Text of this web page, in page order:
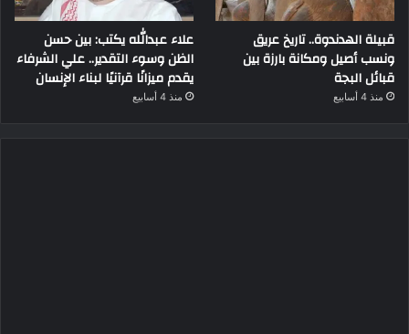
قبيلة الهدندوة.. تاريخ عريق
ونسب أصيل ومكانة بارزة بين
قبائل البجة
منذ 4 أسابيع
علاء عبدالله يكتب: بين حسن
الظن وسوء التقدير.. علي الشرفاء
يقدم ميزانًا قرآنيًا لبناء الإنسان
منذ 4 أسابيع